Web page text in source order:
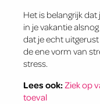
Het is belangrijk
in je vakantie
dat je echt
de ene vorm van
stress.
Lees ook:Ziek op
toeval